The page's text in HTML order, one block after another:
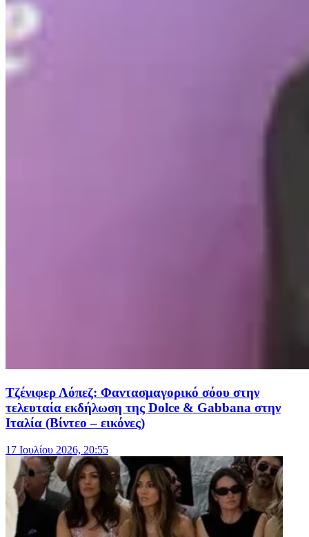
Τζένιφερ Λόπεζ: Φαντασμαγορικό σόου στην
τελευταία εκδήλωση της Dolce & Gabbana στην
Ιταλία (Βίντεο – εικόνες)
17 Ιουλίου 2026, 20:55